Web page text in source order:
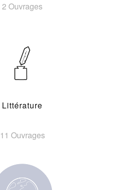
2 Ouvrages
Littérature
11 Ouvrages